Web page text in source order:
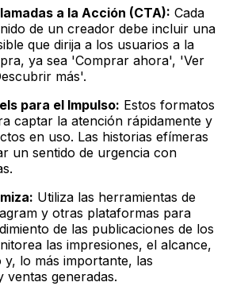
a la Acción (CTA): Cada
de un creador debe incluir una
que dirija a los usuarios a la
ya sea 'Comprar ahora', 'Ver
más'.
para el Impulso: Estos formatos
captar la atención rápidamente y
en uso. Las historias efímeras
un sentido de urgencia con
Utiliza las herramientas de
y otras plataformas para
de las publicaciones de los
las impresiones, el alcance,
lo más importante, las
ventas generadas.